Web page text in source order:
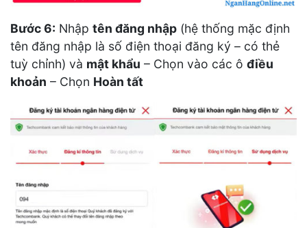
Bước 6: Nhập tên đăng nhập (hệ thống mặc định
tên đăng nhập là số điện thoại đăng ký – có thẻ
tuỳ chỉnh) và mật khẩu – Chọn vào các ô điều
khoản – Chọn Hoàn tất